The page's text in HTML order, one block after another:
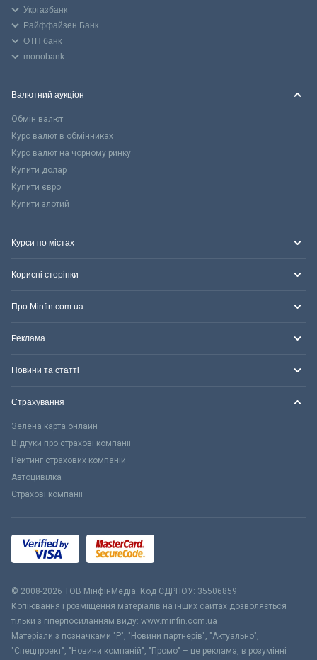
Укргазбанк
Райффайзен Банк
ОТП банк
monobank
Валютний аукціон
Обмін валют
Курс валют в обмінниках
Курс валют на чорному ринку
Купити долар
Купити євро
Купити злотий
Курси по містах
Корисні сторінки
Про Minfin.com.ua
Реклама
Новини та статті
Страхування
Зелена карта онлайн
Відгуки про страхові компанії
Рейтинг страхових компаній
Автоцивілка
Страхові компанії
© 2008-2026 ТОВ МiнфiнМедiа. Код ЄДРПОУ: 35506859
Копіювання і розміщення матеріалів на інших сайтах дозволяється
тільки з гіперпосиланням виду: www.minfin.com.ua
Матеріали з позначками "Р", "Новини партнерів", "Актуально",
"Спецпроект", "Новини компаній", "Промо" – це реклама, в розумінні